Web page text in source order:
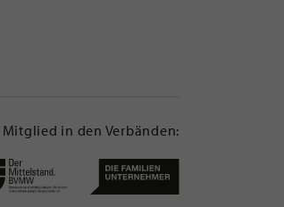
Mitglied in den Verbänden: